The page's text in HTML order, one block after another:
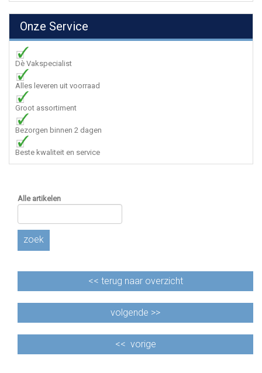
Onze Service
Dè Vakspecialist
Alles leveren uit voorraad
Groot assortiment
Bezorgen binnen 2 dagen
Beste kwaliteit en service
Alle artikelen
zoek
<< terug naar overzicht
volgende >>
<< vorige